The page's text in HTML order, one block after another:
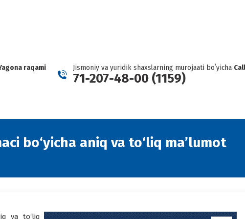
raqami Jismoniy va yuridik shaxslarning murojaati boʻyicha
71-207-48-00 (1159)
bo‘yicha aniq va to‘liq ma’lumot
va to‘liq
windowwindowwindowwindow